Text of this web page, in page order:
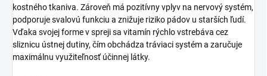
kostného tkaniva. Zároveň má pozitívny vplyv na nervový systém,
podporuje svalovú funkciu a znižuje riziko pádov u starších ľudí.
Vďaka svojej forme v spreji sa vitamín rýchlo vstrebáva cez
sliznicu ústnej dutiny, čím obchádza tráviaci systém a zaručuje
maximálnu využiteľnosť účinnej látky.